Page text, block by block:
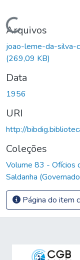
Carregando...
Arquivos
joao-leme-da-silva-
(269,09 KB)
Data
1956
URI
http://
Coleções
Volume 83 - Ofícios
Saldanha
Página do item